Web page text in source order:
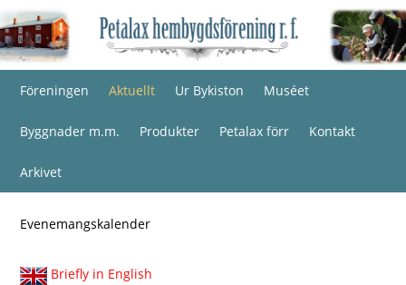
Föreningen Aktuellt Ur Bykiston Muséet
Byggnader m.m. Produkter Petalax förr Kontakt
Arkivet
Evenemangskalender
Briefly in English